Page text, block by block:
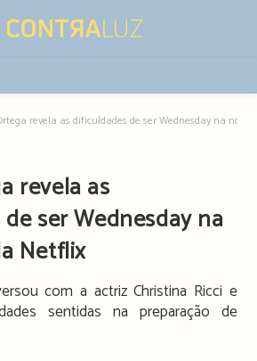
revela as dificuldades de ser Wednesday na nova
revela as
ser Wednesday na
Netflix
com a actriz Christina Ricci e
sentidas na preparação de